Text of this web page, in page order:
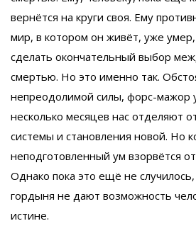
вернётся на круги своя. Ему
мир, в котором он живёт, уже
сделать окончательный выбор
смертью. Но это именно так.
непреодолимой силы, форс-мажор
несколько месяцев нас отделяют
системы и становления новой. Но
неподготовленный ум взорвётся
Однако пока это ещё не случилось,
гордыня не дают возможность
истине.